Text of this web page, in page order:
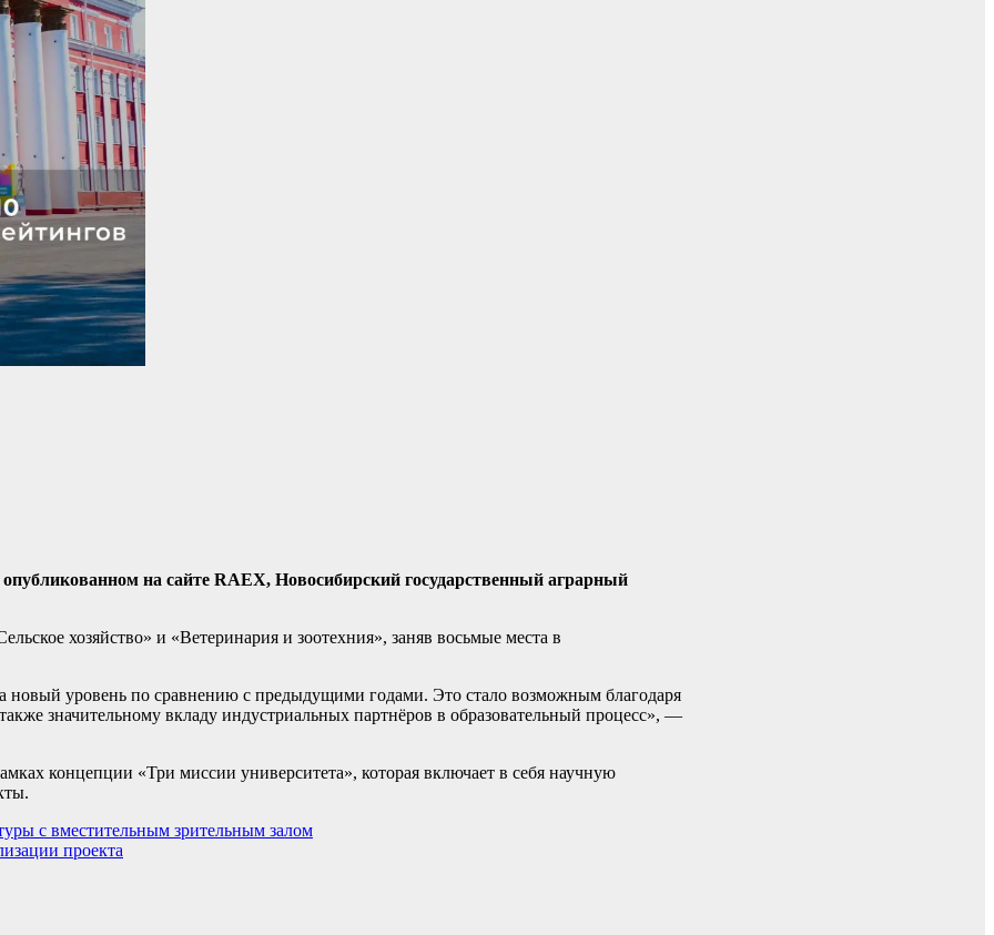
на сайте RAEX, Новосибирский государственный аграрный
хозяйство» и «Ветеринария и зоотехния», заняв восьмые места в
уровень по сравнению с предыдущими годами. Это стало возможным благодаря
значительному вкладу индустриальных партнёров в образовательный процесс», —
концепции «Три миссии университета», которая включает в себя научную
с вместительным зрительным залом
проекта